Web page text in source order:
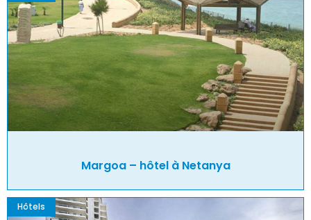
Margoa – hôtel à Netanya
Hôtels